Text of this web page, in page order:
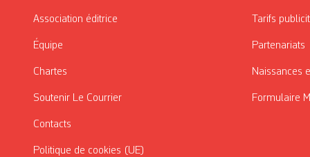
Association éditrice
Équipe
Chartes
Soutenir Le Courrier
Contacts
Politique de cookies (UE)
Tarifs
Partenariats
Naissances
Formulaire